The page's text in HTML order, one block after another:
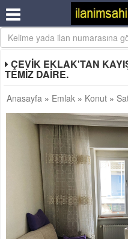
ÇEVİK EKLAK'TAN
TEMİZ DAİRE.
Anasayfa » Emlak » Konut »